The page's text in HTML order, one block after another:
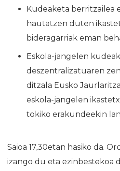
Kudeaketa berritzailea
hautatzen duten
bideragarriak eman
Eskola-jangelen
deszentralizatuaren
ditzala Eusko
eskola-jangelen
tokiko erakundeekin
Saioa 17,30etan hasiko da.
izango du eta ezinbestekoa